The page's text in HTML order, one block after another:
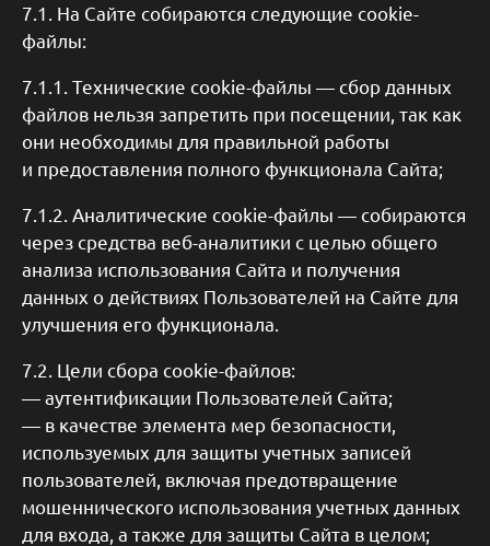
7.1. На Сайте собираются следующие cookie-
файлы:
7.1.1. Технические сookie-файлы — сбор данных
файлов нельзя запретить при посещении, так как
они необходимы для правильной работы
и предоставления полного функционала Сайта;
7.1.2. Аналитические cookie-файлы — собираются
через средства веб-аналитики с целью общего
анализа использования Сайта и получения
данных о действиях Пользователей на Сайте для
улучшения его функционала.
7.2. Цели сбора cookie-файлов:
— аутентификации Пользователей Сайта;
— в качестве элемента мер безопасности,
используемых для защиты учетных записей
пользователей, включая предотвращение
мошеннического использования учетных данных
для входа, а также для защиты Сайта в целом;